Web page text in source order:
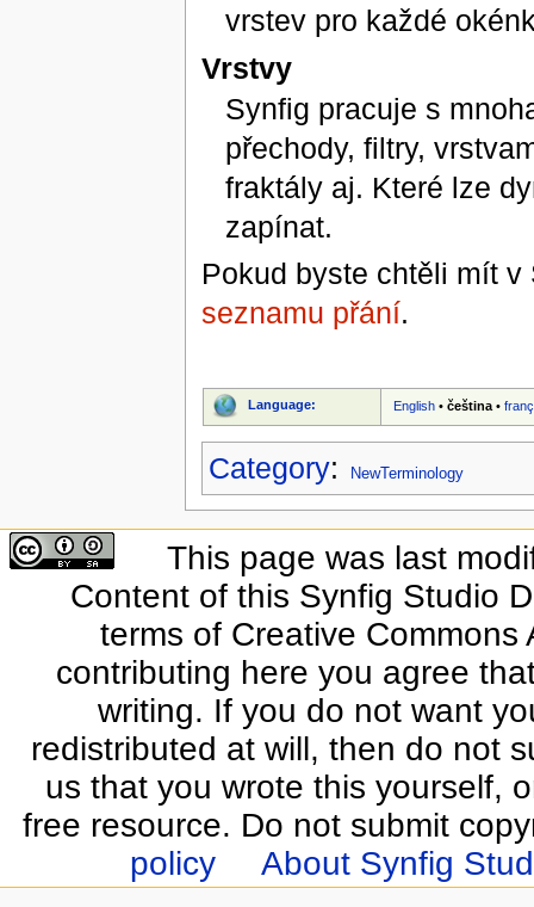
vrstev pro každé
Vrstvy
Synfig pracuje s
přechody, filtry,
fraktály aj. Které lze
zapínat.
Pokud byste chtěli mít
seznamu přání.
Language: English •čeština •
Category: NewTerminology
This page was last
Content of this Synfig Studio
terms of Creative
contributing here you agree
writing. If you do not want
redistributed at will, then do not
us that you wrote this yourself,
free resource. Do not submit
policy
About Synfig